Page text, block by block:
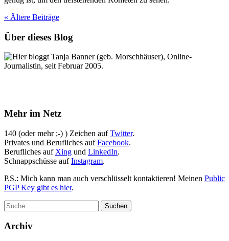
« Ältere Beiträge
Über dieses Blog
Hier bloggt Tanja Banner (geb. Morschhäuser), Online-
Journalistin, seit Februar 2005.
Mehr im Netz
140 (oder mehr ;-) ) Zeichen aufTwitter.
Privates und Berufliches aufFacebook.
Berufliches auf Xing und LinkedIn.
Schnappschüsse aufInstagram.
P.S.: Mich kann man auch verschlüsselt kontaktieren! Meinen Public
PGP Key gibt es hier.
Archiv